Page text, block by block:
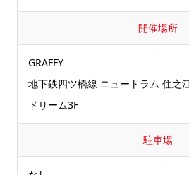
開催場所
GRAFFY
地下鉄四ツ橋線 ニュートラム 住之
ドリーム3F
駐車場